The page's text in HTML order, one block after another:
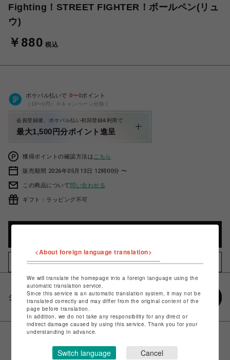
Fighting！STREET FIGHTER！ボールペン(リュ
ウ)
￥880 税込
ポケパル払いで 0〜0ポイント
（1P=1円）※キャンペーン分除く
会員登録後、ポケパル払い初回登録&利用で
最大1,500円分ポイント進呈
獲得ポイントの確認方法は こちら
販売期間 2026年05月13日 12時00分 〜
この商品について問い合わせる
ギフト：ラッピング不可
お気に入りアイテムに追加
シェアする
<About foreign language translation>
We will translate the homepage into a foreign language using the
automatic translation service.
Since this service is an automatic translation system, it may not be
translated correctly and may differ from the original content of the
page before translation.
In addition, we do not take any responsibility for any direct or
indirect damage caused by using this service. Thank you for your
understanding in advance.
Switch language Cancel